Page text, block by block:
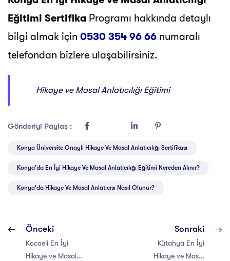
Eğitimi Sertifika Programı hakkında detaylı
bilgi almak için 0530 354 96 66 numaralı
telefondan bizlere ulaşabilirsiniz.
Hikaye ve Masal Anlatıcılığı Eğitimi
Gönderiyi Paylaş :
Konya Üniversite Onaylı Hikaye Ve Masal Anlatıcılığı Sertifikası
Konya'da En İyi Hikaye Ve Masal Anlatıcılığı Eğitimi Nereden Alınır?
Konya'da Hikaye Ve Masal Anlatıcısı Nasıl Olunur?
Önceki
Kocaeli En İyi
Hikaye ve Masal
Sonraki
Kütahya En İyi
Hikaye ve Masal